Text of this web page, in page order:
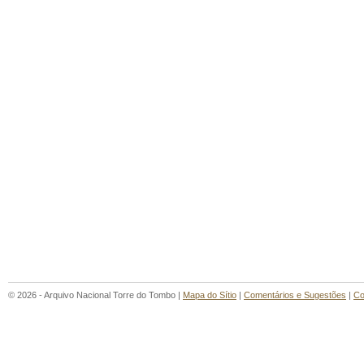
© 2026 - Arquivo Nacional Torre do Tombo | Mapa do Sítio | Comentários e Sugestões |